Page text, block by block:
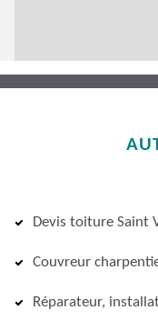
Devis toiture Saint
Couvreur
Réparateur,